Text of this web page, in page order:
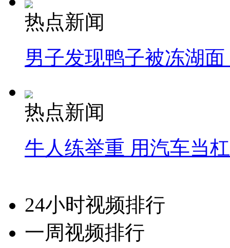
热点新闻
男子发现鸭子被冻湖
热点新闻
牛人练举重 用汽车当
24小时视频排行
一周视频排行